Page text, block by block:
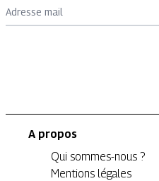
Adresse mail
A propos
Qui sommes-nous ?
Mentions légales